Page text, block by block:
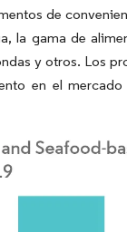
de
la gama de
y otros. Los
en el